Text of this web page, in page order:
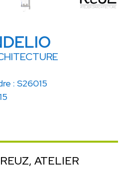
: S26015
ATELIER